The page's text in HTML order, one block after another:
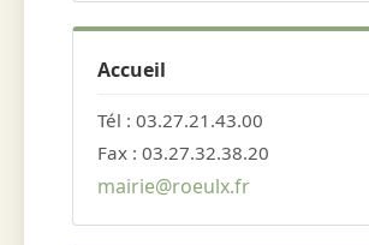
Accueil
Tél : 03.27.21.43.00
Fax : 03.27.32.38.20
mairie@roeulx.fr